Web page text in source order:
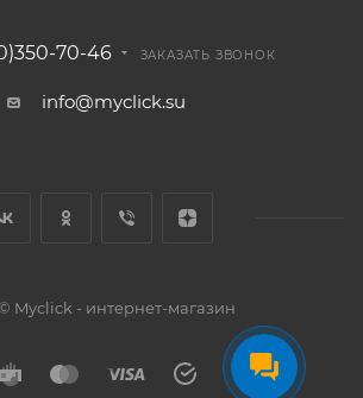
70-46 ЗАКАЗАТЬ ЗВОНОК
info@myclick.su
Myclick - интернет-магазин